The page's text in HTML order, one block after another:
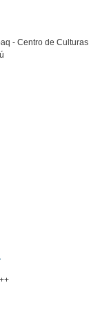
- Centro de Culturas